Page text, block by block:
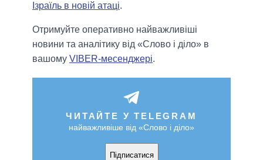
Ізраїль в новій атаці.
Отримуйте оперативно найважливіші
новини та аналітику від «Слово і діло» в
вашому VIBER-месенджері.
ЧИТАЙТЕ У TELEGRAM
найважливіше від «Слово і діло»
Підписатися